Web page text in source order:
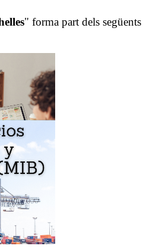
" forma part dels següents